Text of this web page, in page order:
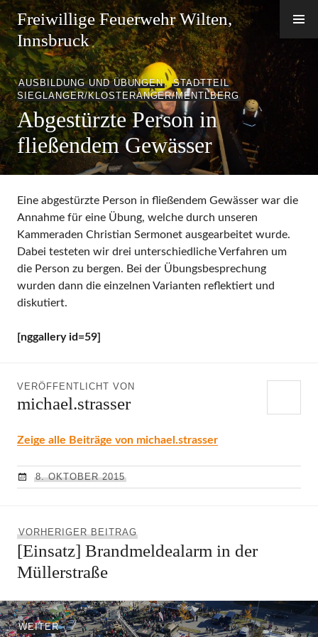
Zum
Inhalt
springen
Freiwillige Feuerwehr Wilten,
Innsbruck
AUSBILDUNG UND ÜBUNGEN,STADTTEIL
SIEGLANGER/KLOSTERANGER/MENTLBERG
Abgestürzte Person in
fließendem Gewässer
Eine abgestürzte Person in fließendem Gewässer war die
Annahme für eine Übung, welche durch unseren
Kammeraden Christian Sermonet ausgearbeitet wurde.
Dabei testeten wir drei unterschiedliche Verfahren um
die Person zu bergen. Bei der Übungsbesprechung
wurden dann die einzelnen Varianten reflektiert und
diskutiert.
[nggallery id=59]
VERÖFFENTLICHT VON
michael.strasser
Zeige alle Beiträge von michael.strasser
8. OKTOBER 2015
VORHERIGER BEITRAG
Beitrag:
[Einsatz] Brandmeldealarm in der
Müllerstraße
WEITERNächster